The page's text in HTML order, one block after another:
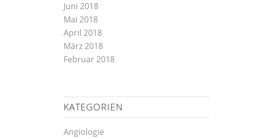
Juni 2018
Mai 2018
April 2018
März 2018
Februar 2018
KATEGORIEN
Angiologie